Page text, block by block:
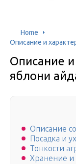
Home
Описание и
Описание и
яблони
Описание
Посадка и
Тонкости
Хранение и